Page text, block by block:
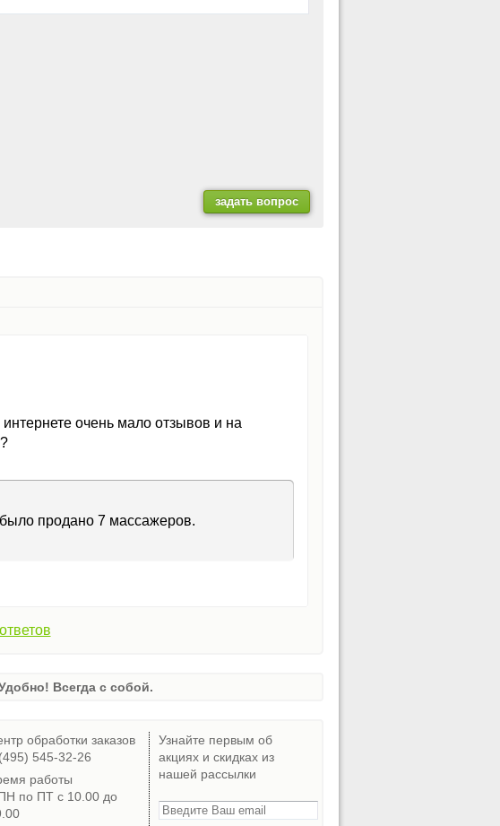
очень мало отзывов и на
продано 7 массажеров.
Всегда с собой.
обработки заказов
545-32-26
работы
по ПТ с 10.00 до
Узнайте первым об
акциях и скидках из
нашей рассылки